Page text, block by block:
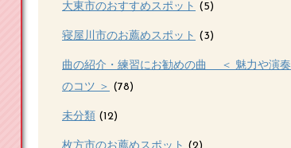
大東市のおすすめスポット (5)
寝屋川市のお薦めスポット (3)
曲の紹介・練習にお勧めの曲 ＜ 魅力や演奏
のコツ ＞ (78)
未分類 (12)